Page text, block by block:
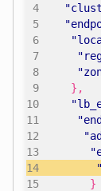
},
}